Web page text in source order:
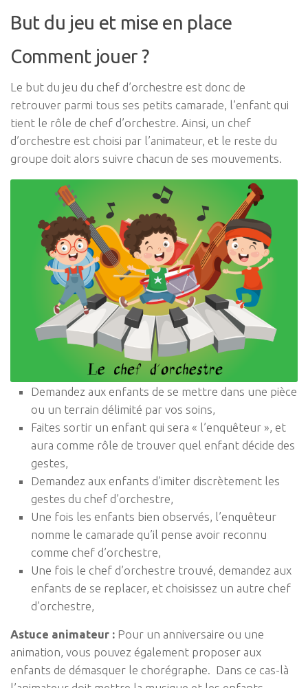
But du jeu et mise en place
Comment jouer ?
Le but du jeu du chef d’orchestre est donc de
retrouver parmi tous ses petits camarade, l’enfant qui
tient le rôle de chef d’orchestre. Ainsi, un chef
d’orchestre est choisi par l’animateur, et le reste du
groupe doit alors suivre chacun de ses mouvements.
Demandez aux enfants de se mettre dans une pièce
ou un terrain délimité par vos soins,
Faites sortir un enfant qui sera « l’enquêteur », et
aura comme rôle de trouver quel enfant décide des
gestes,
Demandez aux enfants d’imiter discrètement les
gestes du chef d’orchestre,
Une fois les enfants bien observés, l’enquêteur
nomme le camarade qu’il pense avoir reconnu
comme chef d’orchestre,
Une fois le chef d’orchestre trouvé, demandez aux
enfants de se replacer, et choisissez un autre chef
d’orchestre,
Astuce animateur : Pour un anniversaire ou une
animation, vous pouvez également proposer aux
enfants de démasquer le chorégraphe. Dans ce cas-là